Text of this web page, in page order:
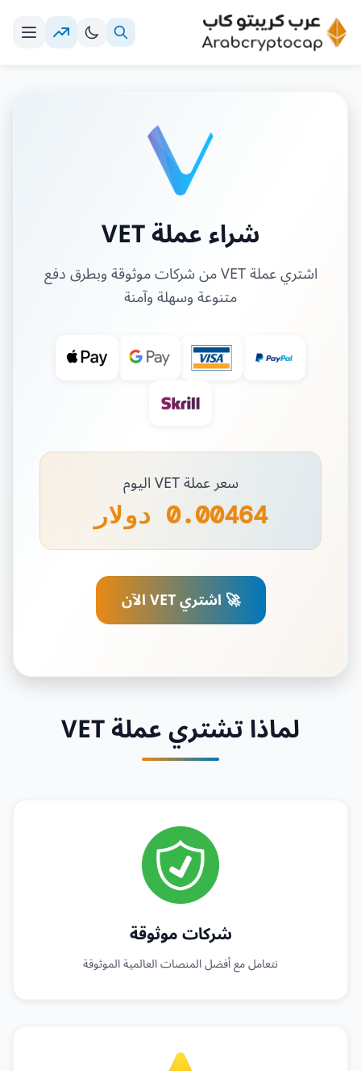
شراء عملة VET
اشتري عملة VET من شركات موثوقة وبطرق دفع
متنوعة وسهلة وآمنة
سعر عملة VET اليوم
0.00464 دولار
🚀 اشتري VET الآن
لماذا تشتري عملة VET
شركات موثوقة
نتعامل مع أفضل المنصات العالمية الموثوقة